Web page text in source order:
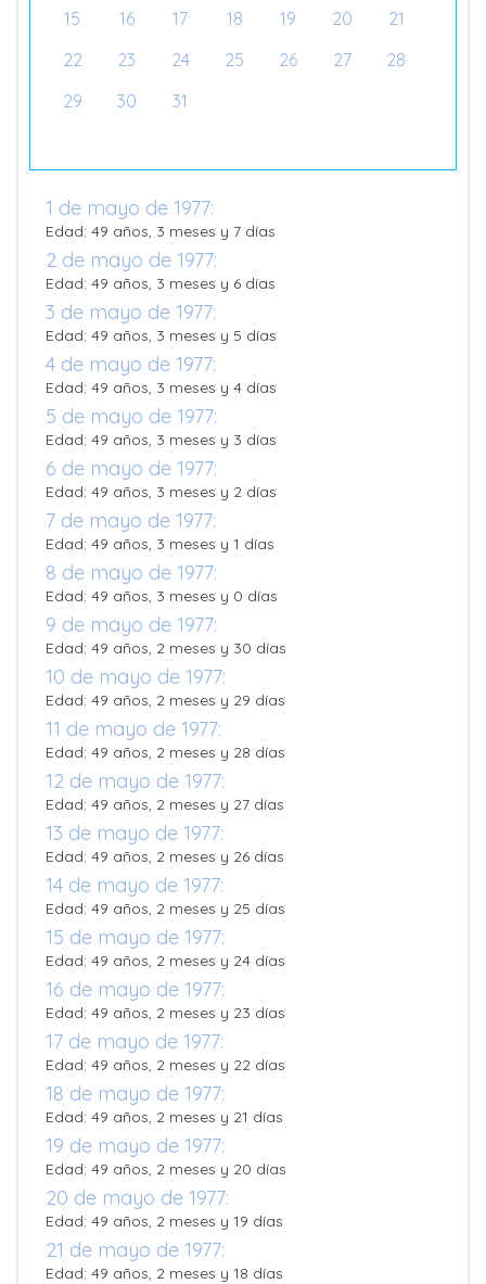
15
16 17 18 19 20
21
22
23 24 25 26 27
28
29
30 31
1 de mayo de 1977:
Edad: 49 años, 3 meses y 7 días
2 de mayo de 1977:
Edad: 49 años, 3 meses y 6 días
3 de mayo de 1977:
Edad: 49 años, 3 meses y 5 días
4 de mayo de 1977:
Edad: 49 años, 3 meses y 4 días
5 de mayo de 1977:
Edad: 49 años, 3 meses y 3 días
6 de mayo de 1977:
Edad: 49 años, 3 meses y 2 días
7 de mayo de 1977:
Edad: 49 años, 3 meses y 1 días
8 de mayo de 1977:
Edad: 49 años, 3 meses y 0 días
9 de mayo de 1977:
Edad: 49 años, 2 meses y 30 días
10 de mayo de 1977:
Edad: 49 años, 2 meses y 29 días
11 de mayo de 1977:
Edad: 49 años, 2 meses y 28 días
12 de mayo de 1977:
Edad: 49 años, 2 meses y 27 días
13 de mayo de 1977:
Edad: 49 años, 2 meses y 26 días
14 de mayo de 1977:
Edad: 49 años, 2 meses y 25 días
15 de mayo de 1977:
Edad: 49 años, 2 meses y 24 días
16 de mayo de 1977:
Edad: 49 años, 2 meses y 23 días
17 de mayo de 1977:
Edad: 49 años, 2 meses y 22 días
18 de mayo de 1977:
Edad: 49 años, 2 meses y 21 días
19 de mayo de 1977:
Edad: 49 años, 2 meses y 20 días
20 de mayo de 1977:
Edad: 49 años, 2 meses y 19 días
21 de mayo de 1977:
Edad: 49 años, 2 meses y 18 días